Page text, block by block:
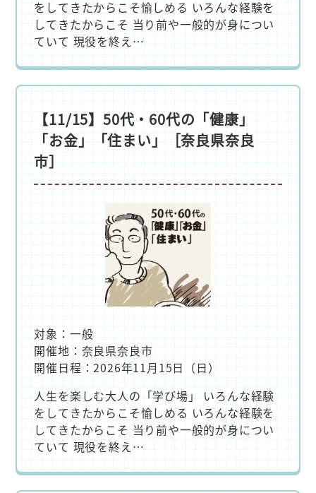
をしてきたからこそ愉しめる いろんな経験を
してきたからこそ 当り前や一般的が身につい
ていて 現役を終え…
【11/15】50代・60代の「健康」
「お金」「住まい」［奈良県奈良
市］
対象：一般
開催地：奈良県奈良市
開催日程：2026年11月15日（日）
人生を楽しむ大人の「学び場」 いろんな経験
をしてきたからこそ愉しめる いろんな経験を
してきたからこそ 当り前や一般的が身につい
ていて 現役を終え…